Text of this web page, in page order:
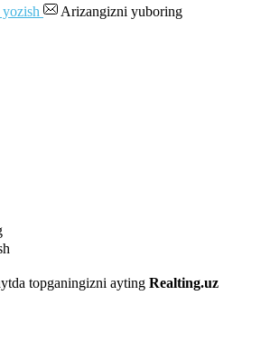
yozish Arizangizni yuboring
topganingizni ayting Realting.uz